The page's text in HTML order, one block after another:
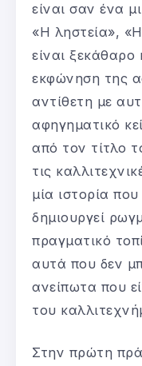
είναι σαν ένα
«Η ληστεία»,
είναι ξεκάθαρο
εκφώνηση της
αντίθετη με
αφηγηματικό
από τον τίτλο
τις
μία ιστορία που
δημιουργεί
πραγματικό
αυτά που δεν
ανείπωτα που
του
Στην πρώτη